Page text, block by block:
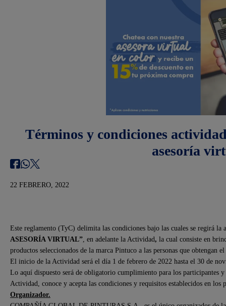
Términos y condiciones
asesoría
22 FEBRERO, 2022
Este reglamento (TyC) delimita las condiciones bajo las cuales se regirá
ASESORÍA VIRTUAL” , en adelante la Actividad, la cual consiste en
productos seleccionados de la marca Pintuco a las personas que obtengan
El inicio de la Actividad será el día 1 de febrero de 2022 hasta el 30 de
Lo aquí dispuesto será de obligatorio cumplimiento para los participantes
Actividad, conoce y acepta las condiciones y requisitos establecidos en los
Organizador.